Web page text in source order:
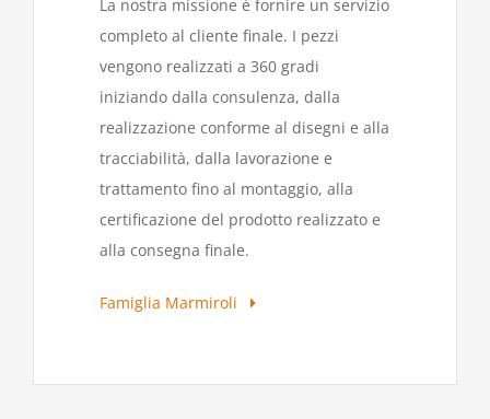
La nostra missione è fornire un servizio
completo al cliente finale. I pezzi
vengono realizzati a 360 gradi
iniziando dalla consulenza, dalla
realizzazione conforme al disegni e alla
tracciabilità, dalla lavorazione e
trattamento fino al montaggio, alla
certificazione del prodotto realizzato e
alla consegna finale.
Famiglia Marmiroli